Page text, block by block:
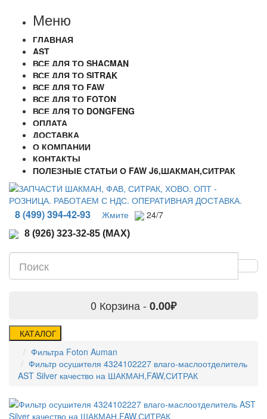
Меню
ГЛАВНАЯ
AST
ВСЕ ДЛЯ ТО SHACMAN
ВСЕ ДЛЯ ТО SITRAK
ВСЕ ДЛЯ ТО FAW
ВСЕ ДЛЯ ТО FOTON
ВСЕ ДЛЯ ТО DONGFENG
ОПЛАТА
ДОСТАВКА
О КОМПАНИИ
КОНТАКТЫ
ПОЛЕЗНЫЕ СТАТЬИ О FAW J6,ШАКМАН,СИТРАК
8 (499) 394-42-93 Жмите 24/7
8 (926) 323-32-85 (MAX)
0 Корзина - 0.00₽
КАТАЛОГ
Фильтра Foton Auman
Фильтр осушителя 4324102227 влаго-маслоотделитель
AST Silver качество на ШАКМАН,FAW,СИТРАК